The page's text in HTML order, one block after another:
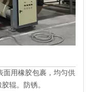
面用橡胶包裹，均匀供胶，
辊。防锈。